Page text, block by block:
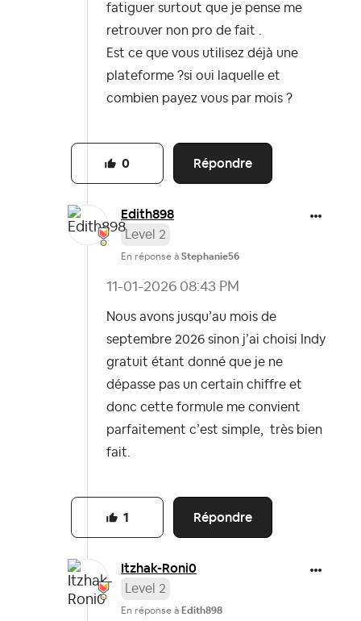
fatiguer surtout que je pense me
retrouver non pro de fait .
Est ce que vous utilisez déjà une
plateforme ?si oui laquelle et
combien payez vous par mois ?
Répondre
0
Edith898
Level 2
En réponse à Stephanie56
‎11-01-2026 08:43 PM
Nous avons jusqu’au mois de
septembre 2026 sinon j’ai choisi Indy
gratuit étant donné que je ne
dépasse pas un certain chiffre et
donc cette formule me convient
parfaitement c’est simple, très bien
fait.
Répondre
1
Itzhak-Roni0
Level 2
En réponse à Edith898